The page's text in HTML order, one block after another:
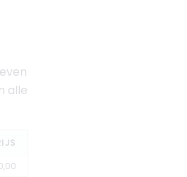
alle